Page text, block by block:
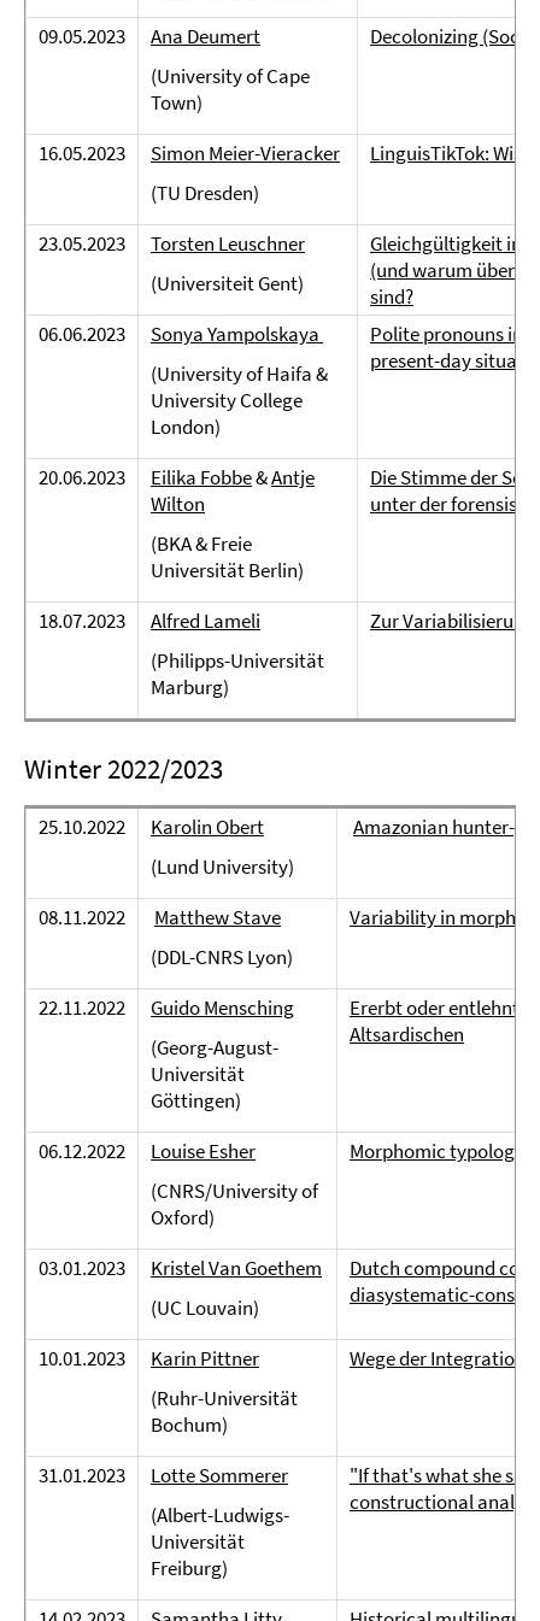
09.05.2023
Ana Deumert
(University of Cape
Town)
Decolonizing
16.05.2023
Simon Meier-Vieracker
(TU Dresden)
LinguisTikTok:
23.05.2023
Torsten Leuschner
(Universiteit Gent)
Gleichgültigkeit in
(und warum
sind?
06.06.2023
Sonya Yampolskaya
(University of Haifa &
University College
London)
Polite pronouns in
present-day
20.06.2023 Eilika Fobbe&Antje
Wilton
(BKA & Freie
Universität Berlin)
Die Stimme der
unter der
18.07.2023
Alfred Lameli
(Philipps-Universität
Marburg)
Zur
Winter 2022/2023
25.10.2022
Karolin Obert
(Lund University)
Amazonian hunter-
08.11.2022
Matthew Stave
(DDL-CNRS Lyon)
Variability in
22.11.2022
Guido Mensching
(Georg-August-
Universität
Göttingen)
Ererbt oder entlehnt?
Altsardischen
06.12.2022
Louise Esher
(CNRS/University of
Oxford)
Morphomic typology
03.01.2023
Kristel Van Goethem
(UC Louvain)
Dutch compound
diasystematic-
10.01.2023
Karin Pittner
(Ruhr-Universität
Bochum)
Wege der Integration
31.01.2023
Lotte Sommerer
(Albert-Ludwigs-
Universität
Freiburg)
"If that's what she
constructional